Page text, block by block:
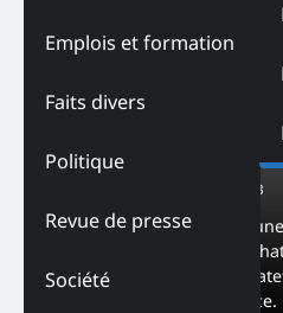
Emplois et formation
Faits divers
Politique
Revue de presse
Société
CHRONIQUES
Le Phénomène
commerce ?
October 11, 2023
L’e-commerce a connu
manière de faire des
privées en ligne. Ces
paysage de l’e-commerce.